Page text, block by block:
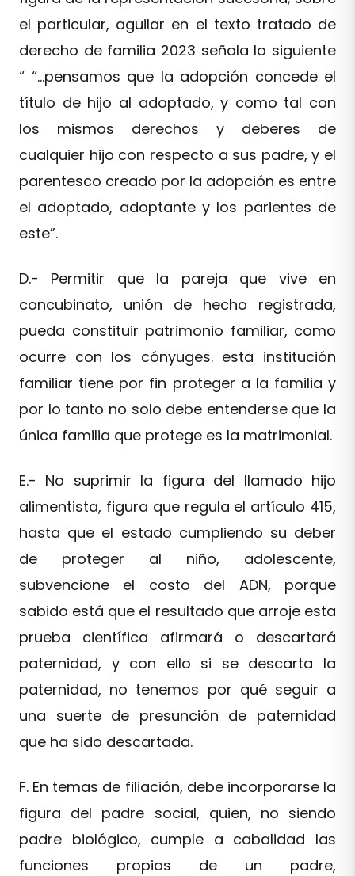
el particular, aguilar en el texto tratado de
derecho de familia 2023 señala lo siguiente
“ “…pensamos que la adopción concede el
título de hijo al adoptado, y como tal con
los mismos derechos y deberes de
cualquier hijo con respecto a sus padre, y el
parentesco creado por la adopción es entre
el adoptado, adoptante y los parientes de
este”.
D.- Permitir que la pareja que vive en
concubinato, unión de hecho registrada,
pueda constituir patrimonio familiar, como
ocurre con los cónyuges. esta institución
familiar tiene por fin proteger a la familia y
por lo tanto no solo debe entenderse que la
única familia que protege es la matrimonial.
E.- No suprimir la figura del llamado hijo
alimentista, figura que regula el artículo 415,
hasta que el estado cumpliendo su deber
de proteger al niño, adolescente,
subvencione el costo del ADN, porque
sabido está que el resultado que arroje esta
prueba científica afirmará o descartará
paternidad, y con ello si se descarta la
paternidad, no tenemos por qué seguir a
una suerte de presunción de paternidad
que ha sido descartada.
F. En temas de filiación, debe incorporarse la
figura del padre social, quien, no siendo
padre biológico, cumple a cabalidad las
funciones propias de un padre,